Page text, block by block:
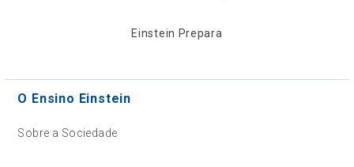
Einstein Prepara
O Ensino Einstein
Sobre a Sociedade